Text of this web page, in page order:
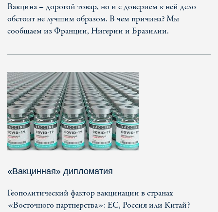
Вакцина – дорогой товар, но и с доверием к ней дело
обстоит не лучшим образом. В чем причина? Мы
сообщаем из Франции, Нигерии и Бразилии.
«Вакцинная» дипломатия
Геополитический фактор вакцинации в странах
«Восточного партнерства»: ЕС, Россия или Китай?